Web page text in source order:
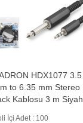
HDX1077 3.5
to 6.35 mm Stereo
Kablosu 3 m Siyah
İçi Adet : 100